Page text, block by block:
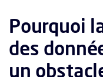
Pourquoi
des
un